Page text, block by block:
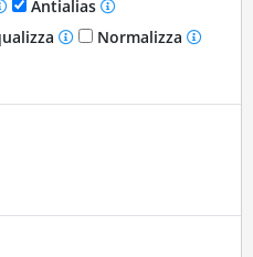
Antialias
Normalizza